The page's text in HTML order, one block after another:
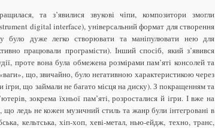
та з’явилися звукові чіпи, композитори змогли
digital interface), універсальний формат для створення
було дуже легко створювати та маніпулювати нею для
працювали програмісти). Інший спосіб, який з’явився
проте вона була обмежена розмірами пам’яті консолей та
що, звичайно, було негативною характеристикою через
ігри, що займали не багато місця на диску). З покращенням та
зокрема їхньої пам’яті, розросталися й ігри. І вже на
ледь не кожен музичний стиль та жанр були інтегровані в
кельтська, хіп-хоп, хеві-метал, нью-ейдж, техно, транс,